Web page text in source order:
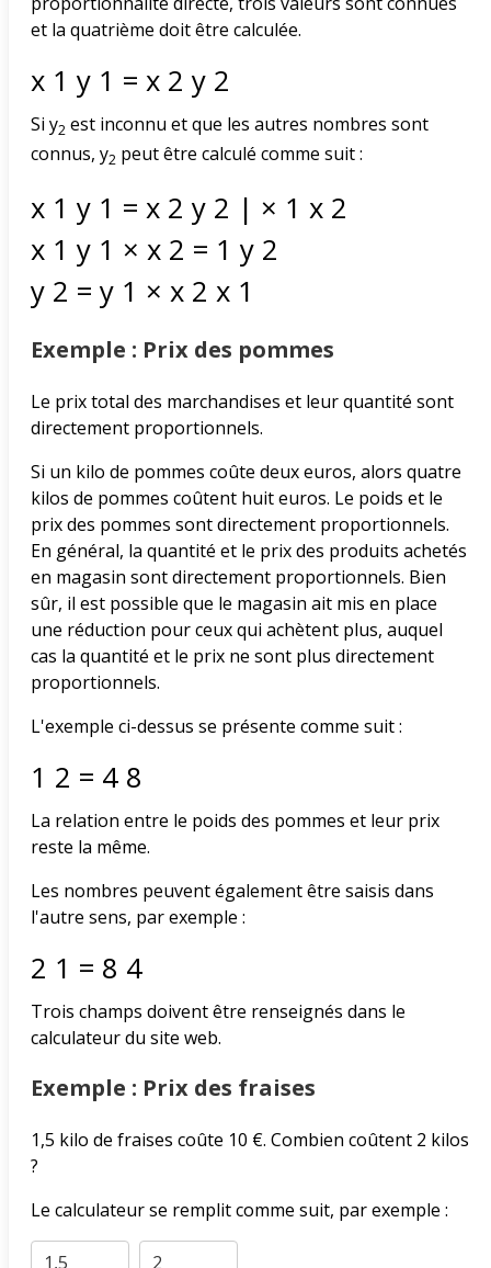
et la quatrième doit être calculée.
x 1 y 1 = x 2 y 2
Si y2 est inconnu et que les autres nombres sont
connus, y2 peut être calculé comme suit :
x 1 y 1 = x 2 y 2 | × 1 x 2
x 1 y 1 × x 2 = 1 y 2
y 2 = y 1 × x 2 x 1
Exemple : Prix des pommes
Le prix total des marchandises et leur quantité sont
directement proportionnels.
Si un kilo de pommes coûte deux euros, alors quatre
kilos de pommes coûtent huit euros. Le poids et le
prix des pommes sont directement proportionnels.
En général, la quantité et le prix des produits achetés
en magasin sont directement proportionnels. Bien
sûr, il est possible que le magasin ait mis en place
une réduction pour ceux qui achètent plus, auquel
cas la quantité et le prix ne sont plus directement
proportionnels.
L'exemple ci-dessus se présente comme suit :
1 2 = 4 8
La relation entre le poids des pommes et leur prix
reste la même.
Les nombres peuvent également être saisis dans
l'autre sens, par exemple :
2 1 = 8 4
Trois champs doivent être renseignés dans le
calculateur du site web.
Exemple : Prix des fraises
1,5 kilo de fraises coûte 10 €. Combien coûtent 2 kilos
?
Le calculateur se remplit comme suit, par exemple :